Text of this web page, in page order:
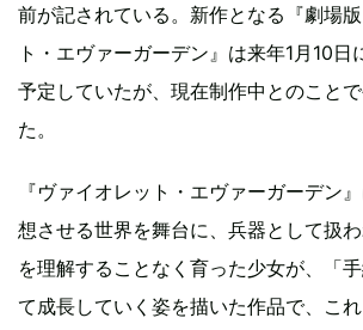
前が記されている。新作となる『劇場
ト・エヴァーガーデン』は来年1月10日
予定していたが、現在制作中とのこと
た。
『ヴァイオレット・エヴァーガーデン
想させる世界を舞台に、兵器として扱
を理解することなく育った少女が、「
て成長していく姿を描いた作品で、こ